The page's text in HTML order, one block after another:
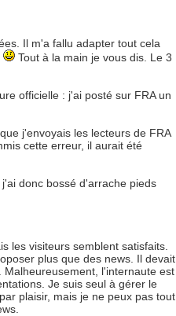
Il m'a fallu adapter tout cela
Tout à la main je vous dis. Le 3
officielle : j'ai posté sur FRA un
j'envoyais les lecteurs de FRA
cette erreur, il aurait été
donc bossé d'arrache pieds
les visiteurs semblent satisfaits.
plus que des news. Il devait
l'internaute est
Je suis seul à gérer le
plaisir, mais je ne peux pas tout